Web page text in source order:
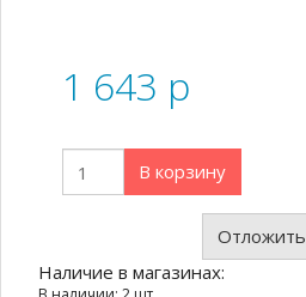
1 643 p
В корзину
Отложить
Наличие в магазинах: